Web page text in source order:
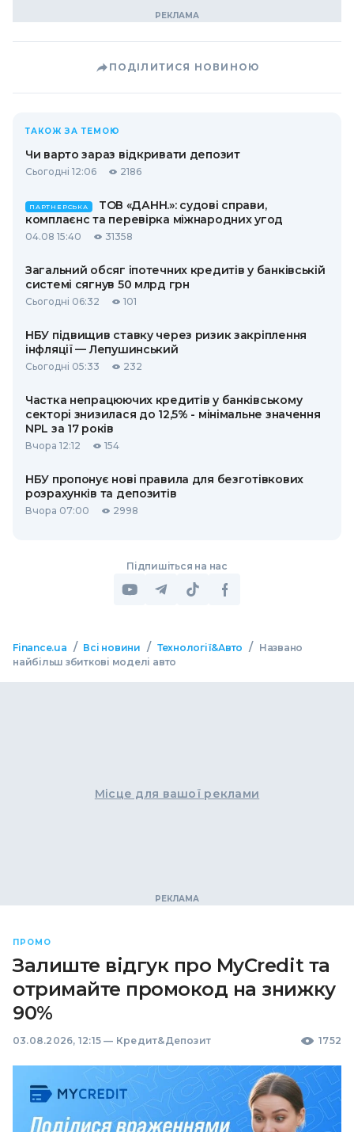
ПОДІЛИТИСЯ НОВИНОЮ
ТАКОЖ ЗА ТЕМОЮ
Чи варто зараз відкривати депозит
Сьогодні 12:06 2186
ПАРТНЕРСЬКА
ТОВ «ДАНН.»: судові справи,
комплаєнс та перевірка міжнародних угод
04.08 15:40 31358
Загальний обсяг іпотечних кредитів у банківській
системі сягнув 50 млрд грн
Сьогодні 06:32 101
НБУ підвищив ставку через ризик закріплення
інфляції — Лепушинський
Сьогодні 05:33 232
Частка непрацюючих кредитів у банківському
секторі знизилася до 12,5% - мінімальне значення
NPL за 17 років
Вчора 12:12 154
НБУ пропонує нові правила для безготівкових
розрахунків та депозитів
Вчора 07:00 2998
Підпишіться на нас
Finance.ua / Всі новини / Технології&Авто /
Названо
найбільш збиткові моделі авто
Місце для вашої реклами
ПРОМО
Залиште відгук про MyCredit та
отримайте промокод на знижку
90%
03.08.2026, 12:15 — Кредит&Депозит 1752